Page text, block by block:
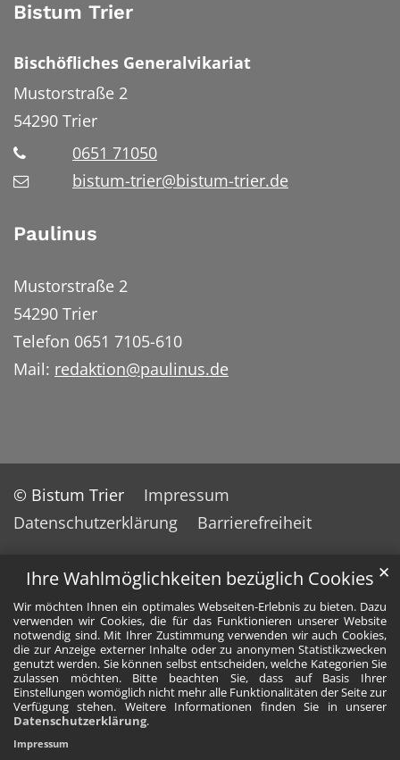
Ihre Wahlmöglichkeiten bezüglich Cookies
Wir möchten Ihnen ein optimales Webseiten-Erlebnis zu bieten. Dazu
verwenden wir Cookies, die für das Funktionieren unserer Website
notwendig sind. Mit Ihrer Zustimmung verwenden wir auch Cookies,
die zur Anzeige externer Inhalte oder zu anonymen Statistikzwecken
genutzt werden. Sie können selbst entscheiden, welche Kategorien Sie
zulassen möchten. Bitte beachten Sie, dass auf Basis Ihrer
Einstellungen womöglich nicht mehr alle Funktionalitäten der Seite zur
Verfügung stehen. Weitere Informationen finden Sie in unserer
Datenschutzerklärung.
✕
Impressum
Bistum Trier
Bischöfliches Generalvikariat
Mustorstraße 2
54290 Trier
0651 71050
bistum-trier@bistum-trier.de
Paulinus
Mustorstraße 2
54290 Trier
Telefon 0651 7105-610
Mail: redaktion@paulinus.de
© Bistum Trier
Impressum
Datenschutzerklärung
Barrierefreiheit